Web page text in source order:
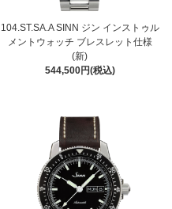
104.ST.SA.A SINN ジン インストゥル
メントウォッチ ブレスレット仕様
(新)
544,500円(税込)